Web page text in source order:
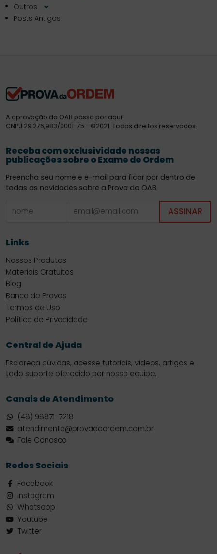
Outros
Posts Antigos
A aprovação da OAB passa por aqui!
CNPJ 29.276,983/0001-75 - ©2021. Todos direitos reservados.
Receba com exclusividade nossas
publicações sobre o Exame de Ordem
Preencha seu nome e e-mail para ficar por dentro de
todas as novidades sobre a Prova da OAB.
ASSINAR
Links
Nossos Produtos
Materiais Gratuitos
Blog
Banco de Provas
Termos de Uso
Política de Privacidade
Central de Ajuda
Esclareça dúvidas, acesse tutoriais, vídeos, artigos e
todo suporte oferecido por nossa equipe.
Canais de Atendimento
(48) 98871-7218
atendimento@provadaordem.com.br
Fale Conosco
Redes Sociais
Facebook
Instagram
Whatsapp
Youtube
Twitter